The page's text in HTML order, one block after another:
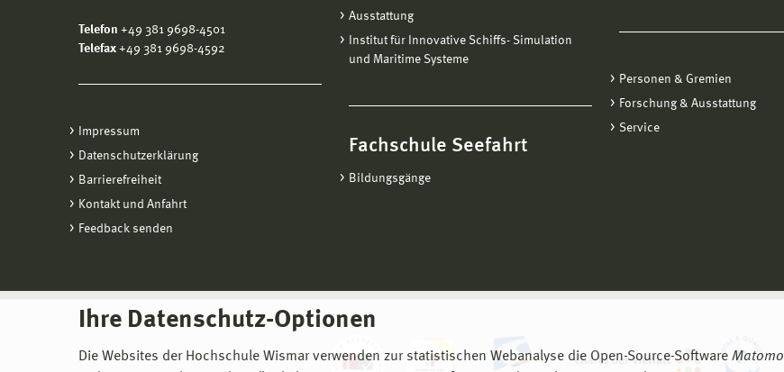
Ihre Datenschutz-Optionen
Die Websites der Hochschule Wismar verwenden zur statistischen Webanalyse die Open-Source-Software Matomo
Telefon +49 381 9698-4501
Telefax +49 381 9698-4592
Impressum
Datenschutzerklärung
Barrierefreiheit
Kontakt und Anfahrt
Feedback senden
Ausstattung
Institut für Innovative Schiffs- Simulation
und Maritime Systeme
Fachschule Seefahrt
Bildungsgänge
Personen & Gremien
Forschung & Ausstattung
Service